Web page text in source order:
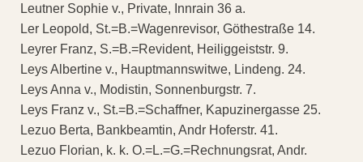
Leutner Sophie v., Private, Innrain 36 a.
Ler Leopold, St.=B.=Wagenrevisor, Göthestraße 14.
Leyrer Franz, S.=B.=Revident, Heiliggeiststr. 9.
Leys Albertine v., Hauptmannswitwe, Lindeng. 24.
Leys Anna v., Modistin, Sonnenburgstr. 7.
Leys Franz v., St.=B.=Schaffner, Kapuzinergasse 25.
Lezuo Berta, Bankbeamtin, Andr Hoferstr. 41.
Lezuo Florian, k. k. O.=L.=G.=Rechnungsrat, Andr.